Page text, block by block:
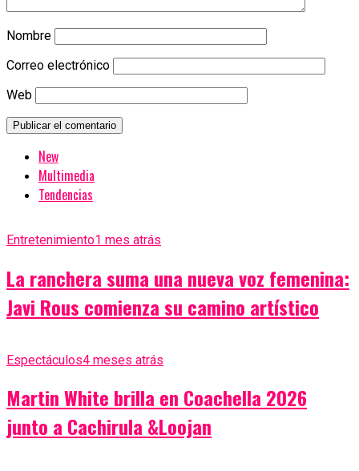
Nombre
Correo electrónico
Web
New
Multimedia
Tendencias
Entretenimiento1 mes atrás
La ranchera suma una nueva voz femenina:
Javi Rous comienza su camino artístico
Espectáculos4 meses atrás
Martin White brilla en Coachella 2026
junto a Cachirula &Loojan